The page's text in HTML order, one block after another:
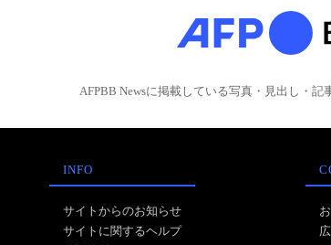
AFPBB Newsに掲載している写真・見出し・
INFO
サイトからのお知らせ
サイトに関するヘルプ